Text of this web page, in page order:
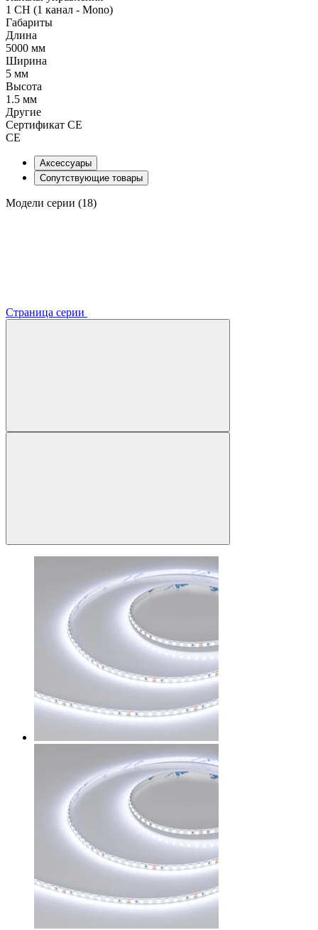
1 CH (1 канал - Mono)
Габариты
Длина
5000 мм
Ширина
5 мм
Высота
1.5 мм
Другие
Сертификат CE
CE
Аксессуары
Сопутствующие товары
Модели серии (18)
Страница серии